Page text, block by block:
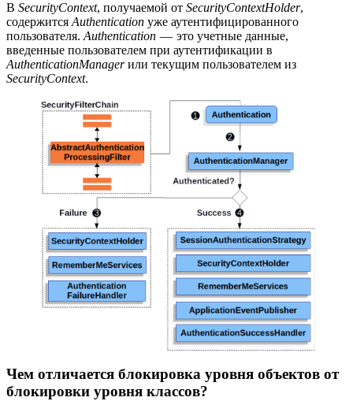
В SecurityContext, получаемой от SecurityContextHolder,
содержится Authentication уже аутентифицированного
пользователя. Authentication — это учетные данные,
введенные пользователем при аутентификации в
AuthenticationManagerили текущим пользователем из
SecurityContext.
Чем отличается блокировка уровня объектов от
блокировки уровня классов?